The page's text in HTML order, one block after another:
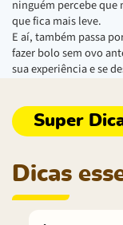
ninguém percebe que
que fica mais leve.
E aí, também passa
fazer bolo sem ovo
sua experiência e se
Dicas